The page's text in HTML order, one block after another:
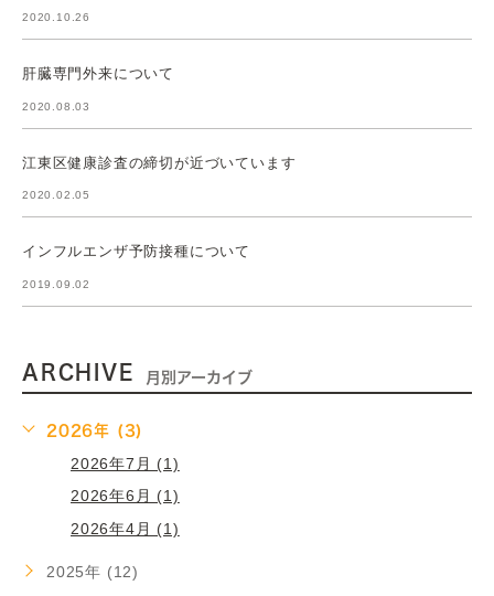
2020.10.26
肝臓専門外来について
2020.08.03
江東区健康診査の締切が近づいています
2020.02.05
インフルエンザ予防接種について
2019.09.02
ARCHIVE 月別アーカイブ
2026年 (3)
2026年7月 (1)
2026年6月 (1)
2026年4月 (1)
2025年 (12)